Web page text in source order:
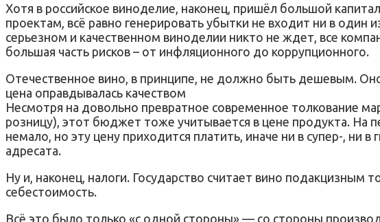
Хотя в российское виноделие, наконец, пришёл большой
проектам, всё равно генерировать убытки не входит ни в
серьезном и качественном виноделии никто не ждет, все
большая часть рисков – от инфляционного до коррупционного.
Отечественное вино, в принципе, не должно быть дешевым.
цена оправдывалась качеством
Несмотря на довольно превратное современное толкование
розницу), этот бюджет тоже учитывается в цене продукта. На
немало, но эту цену приходится платить, иначе ни в супер-, ни
адресата.
Ну и, наконец, налоги. Государство считает вино
себестоимость.
Всё это было только «с одной стороны» — со стороны